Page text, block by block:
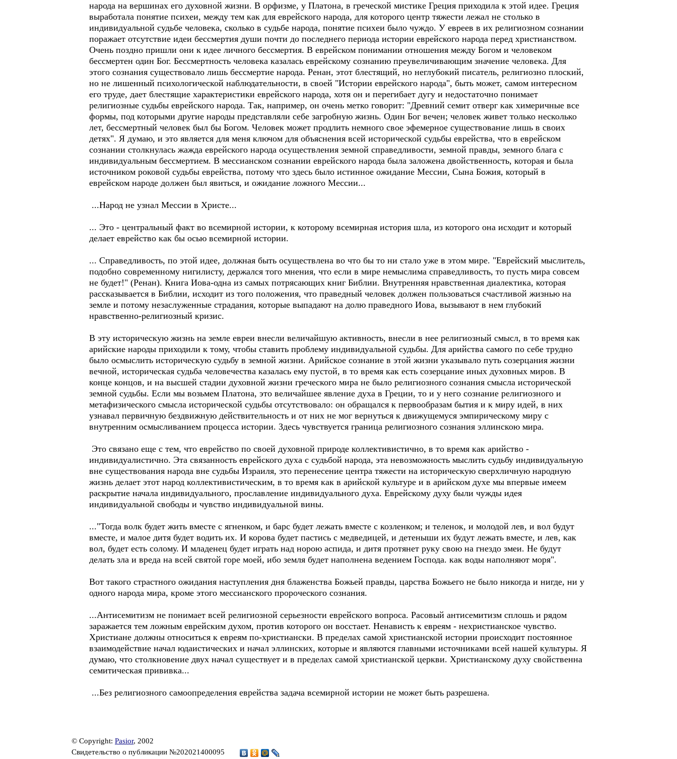
народа на вершинах его духовной жизни. В орфизме, у Платона, в греческой мистике Греция приходила к этой идее. Греция
выработала понятие психеи, между тем как для еврейского народа, для которого центр тяжести лежал не столько в
индивидуальной судьбе человека, сколько в судьбе народа, понятие психеи было чуждо. У евреев в их религиозном сознании
поражает отсутствие идеи бессмертия души почти до последнего периода истории еврейского народа перед христианством.
Очень поздно пришли они к идее личного бессмертия. В еврейском понимании отношения между Богом и человеком
бессмертен один Бог. Бессмертность человека казалась еврейскому сознанию преувеличивающим значение человека. Для
этого сознания существовало лишь бессмертие народа. Ренан, этот блестящий, но неглубокий писатель, религиозно плоский,
но не лишенный психологической наблюдательности, в своей "Истории еврейского народа", быть может, самом интересном
его труде, дает блестящие характеристики еврейского народа, хотя он и перегибает дугу и недостаточно понимает
религиозные судьбы еврейского народа. Так, например, он очень метко говорит: "Древний семит отверг как химеричные все
формы, под которыми другие народы представляли себе загробную жизнь. Один Бог вечен; человек живет только несколько
лет, бессмертный человек был бы Богом. Человек может продлить немного свое эфемерное существование лишь в своих
детях". Я думаю, и это является для меня ключом для объяснения всей исторической судьбы еврейства, что в еврейском
сознании столкнулась жажда еврейского народа осуществления земной справедливости, земной правды, земного блага с
индивидуальным бессмертием. В мессианском сознании еврейского народа была заложена двойственность, которая и была
источником роковой судьбы еврейства, потому что здесь было истинное ожидание Мессии, Сына Божия, который в
еврейском народе должен был явиться, и ожидание ложного Мессии...
...Народ не узнал Мессии в Христе...
... Это - центральный факт во всемирной истории, к которому всемирная история шла, из которого она исходит и который
делает еврейство как бы осью всемирной истории.
... Справедливость, по этой идее, должная быть осуществлена во что бы то ни стало уже в этом мире. "Еврейский мыслитель,
подобно современному нигилисту, держался того мнения, что если в мире немыслима справедливость, то пусть мира совсем
не будет!" (Ренан). Книга Иова-одна из самых потрясающих книг Библии. Внутренняя нравственная диалектика, которая
рассказывается в Библии, исходит из того положения, что праведный человек должен пользоваться счастливой жизнью на
земле и потому незаслуженные страдания, которые выпадают на долю праведного Иова, вызывают в нем глубокий
нравственно-религиозный кризис.
В эту историческую жизнь на земле евреи внесли величайшую активность, внесли в нее религиозный смысл, в то время как
арийские народы приходили к тому, чтобы ставить проблему индивидуальной судьбы. Для арийства самого по себе трудно
было осмыслить историческую судьбу в земной жизни. Арийское сознание в этой жизни указывало путь созерцания жизни
вечной, историческая судьба человечества казалась ему пустой, в то время как есть созерцание иных духовных миров. В
конце концов, и на высшей стадии духовной жизни греческого мира не было религиозного сознания смысла исторической
земной судьбы. Если мы возьмем Платона, это величайшее явление духа в Греции, то и у него сознание религиозного и
метафизического смысла исторической судьбы отсутствовало: он обращался к первообразам бытия и к миру идей, в них
узнавал первичную бездвижную действительность и от них не мог вернуться к движущемуся эмпирическому миру с
внутренним осмысливанием процесса истории. Здесь чувствуется граница религиозного сознания эллинскою мира.
Это связано еще с тем, что еврейство по своей духовной природе коллективистично, в то время как арийство -
индивидуалистично. Эта связанность еврейского духа с судьбой народа, эта невозможность мыслить судьбу индивидуальную
вне существования народа вне судьбы Израиля, это перенесение центра тяжести на историческую сверхличную народную
жизнь делает этот народ коллективистическим, в то время как в арийской культуре и в арийском духе мы впервые имеем
раскрытие начала индивидуального, прославление индивидуального духа. Еврейскому духу были чужды идея
индивидуальной свободы и чувство индивидуальной вины.
..."Тогда волк будет жить вместе с ягненком, и барс будет лежать вместе с козленком; и теленок, и молодой лев, и вол будут
вместе, и малое дитя будет водить их. И корова будет пастись с медведицей, и детеныши их будут лежать вместе, и лев, как
вол, будет есть солому. И младенец будет играть над норою аспида, и дитя протянет руку свою на гнездо змеи. Не будут
делать зла и вреда на всей святой горе моей, ибо земля будет наполнена ведением Господа. как воды наполняют моря".
Вот такого страстного ожидания наступления дня блаженства Божьей правды, царства Божьего не было никогда и нигде, ни у
одного народа мира, кроме этого мессианского пророческого сознания.
...Антисемитизм не понимает всей религиозной серьезности еврейского вопроса. Расовый антисемитизм сплошь и рядом
заражается тем ложным еврейским духом, против которого он восстает. Ненависть к евреям - нехристианское чувство.
Христиане должны относиться к евреям по-христиански. В пределах самой христианской истории происходит постоянное
взаимодействие начал юдаистических и начал эллинских, которые и являются главными источниками всей нашей культуры. Я
думаю, что столкновение двух начал существует и в пределах самой христианской церкви. Христианскому духу свойственна
семитическая прививка...
...Без религиозного самоопределения еврейства задача всемирной истории не может быть разрешена.
© Copyright: Pasior, 2002
Свидетельство о публикации №202021400095